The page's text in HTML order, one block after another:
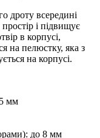
дроту всередині
і підвищує
в корпусі,
на пелюстку, яка з
на корпусі.
мм
до 8 мм